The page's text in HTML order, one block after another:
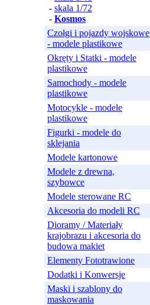
- skala 1/72
- Kosmos
Czołgi i pojazdy wojskowe
- modele plastikowe
Okręty i Statki - modele
plastikowe
Samochody - modele
plastikowe
Motocykle - modele
plastikowe
Figurki - modele do
sklejania
Modele kartonowe
Modele z drewna,
szybowce
Modele sterowane RC
Akcesoria do modeli RC
Dioramy / Materiały
krajobrazu i akcesoria do
budowa makiet
Elementy Fototrawione
Dodatki i Konwersje
Maski i szablony do
maskowania